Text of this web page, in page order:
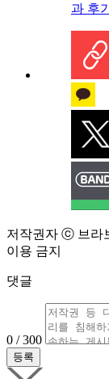
과 후
저작권자 ⓒ 브라
이용 금지
댓글
0 / 300